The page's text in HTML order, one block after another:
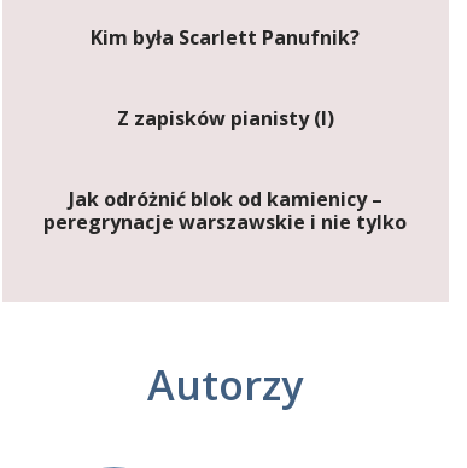
Kim była Scarlett Panufnik?
Z zapisków pianisty (I)
Jak odróżnić blok od kamienicy –
peregrynacje warszawskie i nie tylko
Autorzy